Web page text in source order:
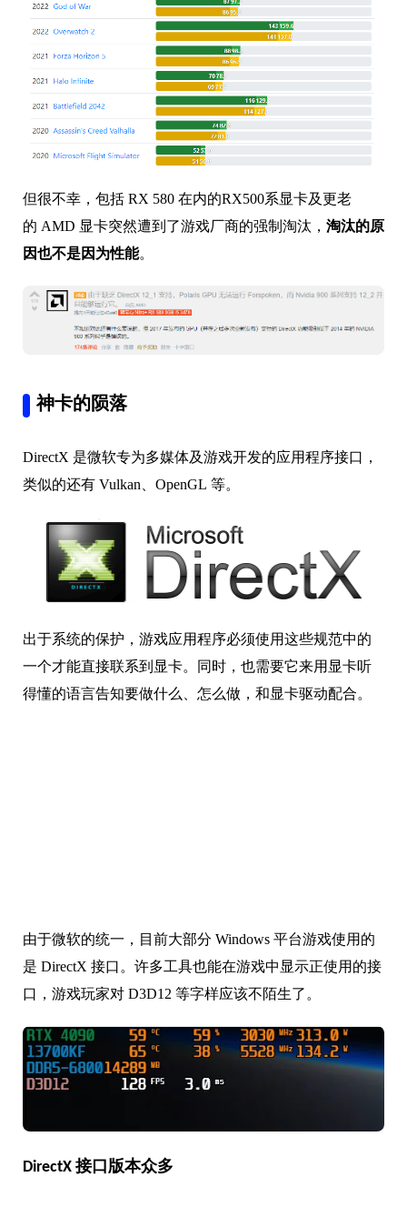
但很不幸，包括 RX 580 在内的RX500系显卡及更老
的 AMD 显卡突然遭到了游戏厂商的强制淘汰， 淘汰的原
因也不是因为性能。
神卡的陨落
DirectX 是微软专为多媒体及游戏开发的应用程序接口，
类似的还有 Vulkan、OpenGL 等。
出于系统的保护，游戏应用程序必须使用这些规范中的
一个才能直接联系到显卡。同时，也需要它来用显卡听
得懂的语言告知要做什么、怎么做，和显卡驱动配合。
由于微软的统一，目前大部分 Windows 平台游戏使用的
是 DirectX 接口。许多工具也能在游戏中显示正使用的接
口，游戏玩家对 D3D12 等字样应该不陌生了。